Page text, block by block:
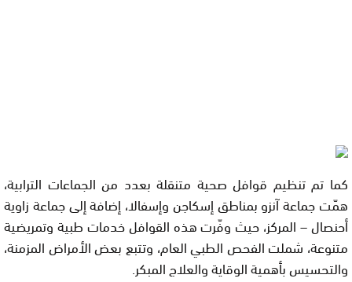
كما تم تنظيم قوافل صحية متنقلة بعدد من الجماعات الترابية،
همّت جماعة آنزو بمناطق إسكاجن وإسفالا، إضافة إلى جماعة زاوية
أحنصال – المركز، حيث وفّرت هذه القوافل خدمات طبية وتمريضية
متنوعة، شملت الفحص الطبي العام، وتتبع بعض الأمراض المزمنة،
والتحسيس بأهمية الوقاية والعلاج المبكر.